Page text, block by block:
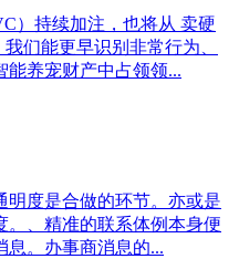
）持续加注，也将从 卖硬
们能更早识别非常行为、
能养宠财产中占领领...
明度是合做的环节。亦或是
。、精准的联系体例本身便
息。办事商消息的...